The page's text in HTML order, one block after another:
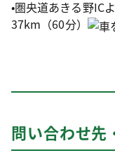
•圏央道あきる野IC
37km（60分）
問い合わせ先